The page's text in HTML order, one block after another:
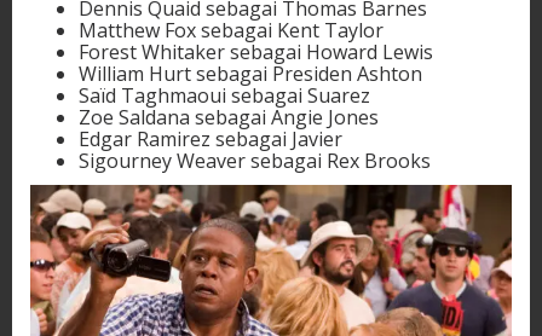
Dennis Quaid sebagai Thomas Barnes
Matthew Fox sebagai Kent Taylor
Forest Whitaker sebagai Howard Lewis
William Hurt sebagai Presiden Ashton
Saïd Taghmaoui sebagai Suarez
Zoe Saldana sebagai Angie Jones
Edgar Ramirez sebagai Javier
Sigourney Weaver sebagai Rex Brooks